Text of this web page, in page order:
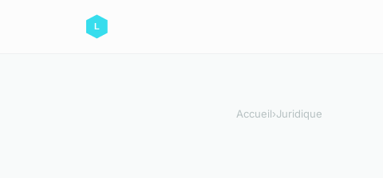
Accueil›Juridique